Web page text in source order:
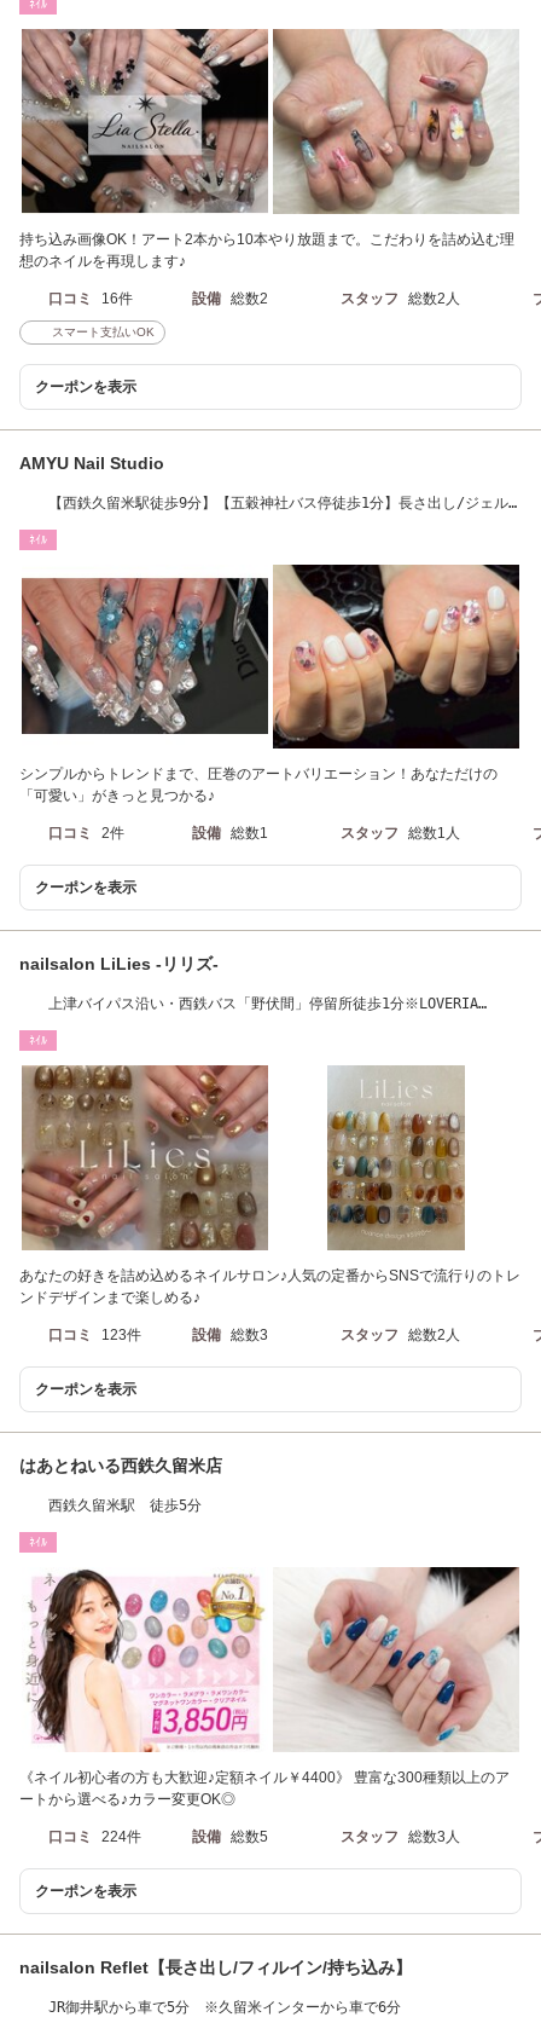
ﾈｲﾙ
持ち込み画像OK！アート2本から10本やり放題まで。こだわりを詰め込む理
想のネイルを再現します♪
口コミ 16件 設備 総数2 スタッフ 総数2人
スマート支払いOK
クーポンを表示
AMYU Nail Studio
【西鉄久留米駅徒歩9分】【五穀神社バス停徒歩1分】長さ出し/ジェル/
ﾈｲﾙ
シンプルからトレンドまで、圧巻のアートバリエーション！あなただけの
「可愛い」がきっと見つかる♪
口コミ 2件 設備 総数1 スタッフ 総数1人
クーポンを表示
nailsalon LiLies -リリズ-
上津バイパス沿い・西鉄バス「野伏間」停留所徒歩1分※LOVERIA
ﾈｲﾙ
あなたの好きを詰め込めるネイルサロン♪人気の定番からSNSで流行りのトレ
ンドデザインまで楽しめる♪
口コミ 123件 設備 総数3 スタッフ 総数2人
クーポンを表示
はあとねいる西鉄久留米店
西鉄久留米駅 徒歩5分
ﾈｲﾙ
《ネイル初心者の方も大歓迎♪定額ネイル￥4400》 豊富な300種類以上のア
ートから選べる♪カラー変更OK◎
口コミ 224件 設備 総数5 スタッフ 総数3人
クーポンを表示
nailsalon Reflet【長さ出し/フィルイン/持ち込み】
JR御井駅から車で5分 ※久留米インターから車で6分